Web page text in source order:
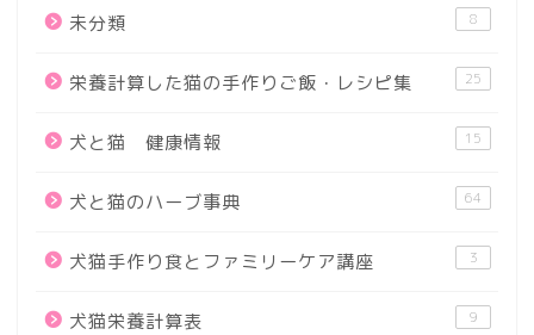
未分類 8
栄養計算した猫の手作りご飯・レシピ集 25
犬と猫 健康情報 15
犬と猫のハーブ事典 64
犬猫手作り食とファミリーケア講座 3
犬猫栄養計算表 9